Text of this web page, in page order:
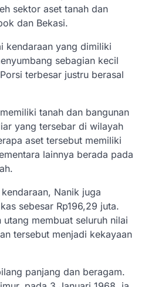
sektor aset tanah dan
dan Bekasi.
kendaraan yang dimiliki
sebagian kecil
terbesar justru berasal
tanah dan bangunan
yang tersebar di wilayah
aset tersebut memiliki
lainnya berada pada
Nanik juga
sebesar Rp196,29 juta.
membuat seluruh nilai
tersebut menjadi kekayaan
panjang dan beragam.